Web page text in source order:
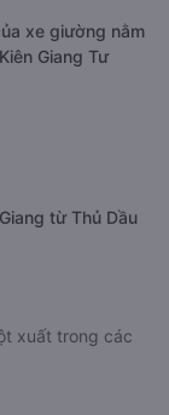
xe giường nằm
Giang Tư
từ Thủ Dầu
xuất trong các